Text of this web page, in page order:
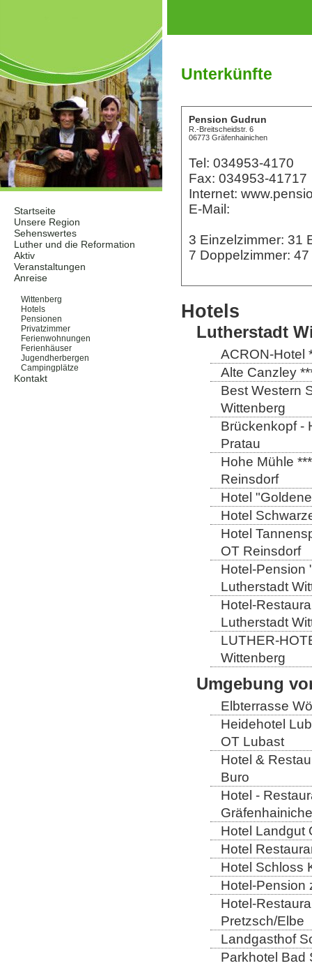
Startseite
Unsere Region
Sehenswertes
Luther und die Reformation
Aktiv
Veranstaltungen
Anreise
Wittenberg
Hotels
Pensionen
Privatzimmer
Ferienwohnungen
Ferienhäuser
Jugendherbergen
Campingplätze
Kontakt
Unterkünfte
Pension Gudrun
R.-Breitscheidstr. 6
06773 Gräfenhainichen
Tel: 034953-4170
Fax: 034953-41717
Internet:
E-Mail:
3 Einzelzimmer: 31
7 Doppelzimmer:
Hotels
Lutherstadt
ACRON-Hotel
Alte Canzley
Best Western
Wittenberg
Brückenkopf -
Pratau
Hohe Mühle
Reinsdorf
Hotel
Hotel
Hotel
OT Reinsdorf
Hotel-Pension
Lutherstadt
Hotel-
Lutherstadt
LUTHER-
Wittenberg
Umgebung
Elbterrasse
Heidehotel
OT Lubast
Hotel &
Buro
Hotel -
Hotel Landgut
Hotel
Hotel Schloss
Hotel-Pension
Hotel-
Pretzsch/Elbe
Landgasthof
Parkhotel Bad